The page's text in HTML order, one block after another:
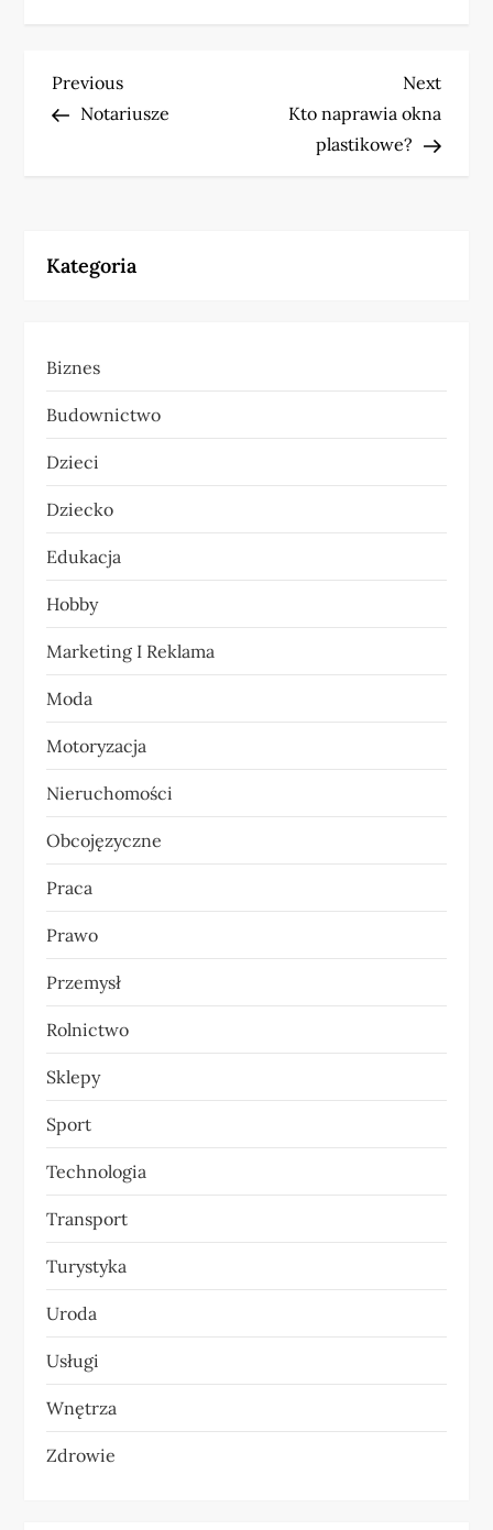
N
a
g
c
j
a
w
p
i
s
u
Previous
Post
Previous
Notariusze
Next
Post
Next
Kto naprawia okna
plastikowe?
Kategoria
Biznes
Budownictwo
Dzieci
Dziecko
Edukacja
Hobby
Marketing I Reklama
Moda
Motoryzacja
Nieruchomości
Obcojęzyczne
Praca
Prawo
Przemysł
Rolnictwo
Sklepy
Sport
Technologia
Transport
Turystyka
Uroda
Usługi
Wnętrza
Zdrowie